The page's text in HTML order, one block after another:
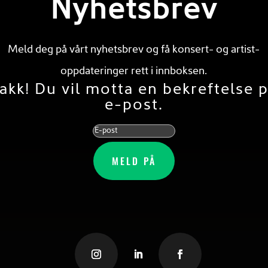
Nyhetsbrev
Meld deg på vårt nyhetsbrev og få konsert- og artist-
oppdateringer rett i innboksen.
Du vil motta en bekreftelse
e-post.
MELD PÅ